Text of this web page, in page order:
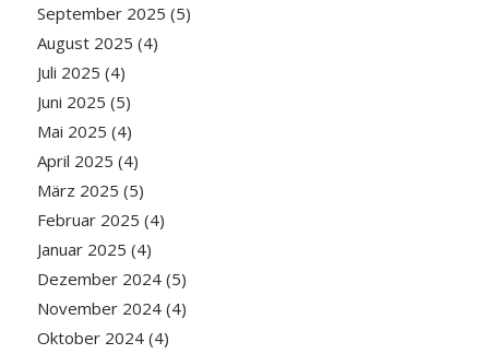
September 2025 (5)
August 2025 (4)
Juli 2025 (4)
Juni 2025 (5)
Mai 2025 (4)
April 2025 (4)
März 2025 (5)
Februar 2025 (4)
Januar 2025 (4)
Dezember 2024(5)
November 2024(4)
Oktober 2024(4)